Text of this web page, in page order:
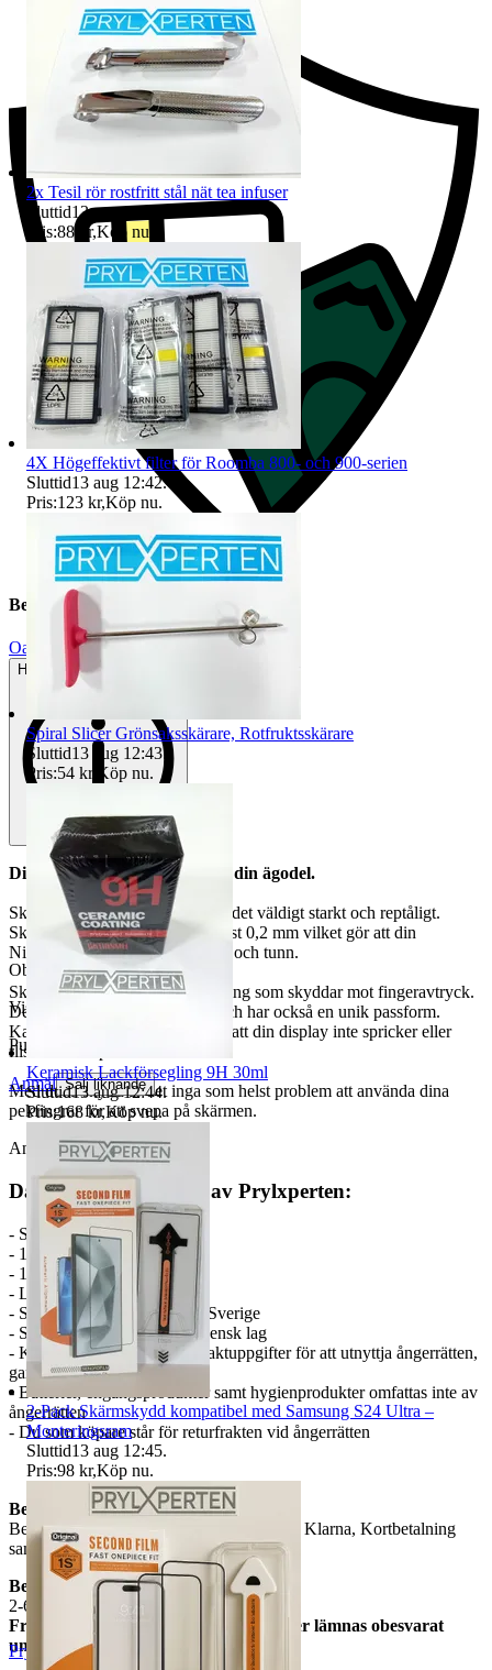
Beskrivning
Oanvänt
Helt ny och aldrig använd
Displayskydd i härdat glas till din ägodel.
Skyddet har klass 9H vilket gör det väldigt starkt och reptåligt.
Skyddet har en tjocklek på endast 0,2 mm vilket gör att din
Nintendo Switch håller sig smal och tunn.
Skyddet har en speciell beläggning som skyddar mot fingeravtryck.
Detta displayskydd till din Switch har också en unik passform.
Kanten på sidan av skyddet gör att din display inte spricker eller
flisas sönder på kanten.
Med detta skydd är det inga som helst problem att använda dina
pekfingrar för att svepa på skärmen.
Antal: 2st
Därför ska du handla av Prylxperten:
- Sen 2007 på marknaden.
- 12 månader garanti
- 14 dagar ångerrätt
- Låga priser
- Snabb leverans från lager i Sverige
- Svenskt bolag som följer svensk lag
- Kontakta oss via mina kontaktuppgifter för att utnyttja ångerrätten,
garanti
- Batterier, engångsprodukter samt hygienprodukter omfattas inte av
ångerrätten
- Du som köpare står för returfrakten vid ångerrätten
Betalning
Betalning sker via Tradera som möjlig gör Klarna, Kortbetalning
samt Swish.....
Beräknad leveranstid
2-6 arbetsdagar
Frågor om vi har skickat varan kommer lämnas obesvarat
under leveranstid.
Objektnr 723 811 062
Visningar
Publicerad
Anmäl Sälj liknande
Prylxperten
2x Tesil rör rostfritt stål nät tea infuser
Sluttid13 aug 12:41
Pris:88 kr,Köp nu
4X Högeffektivt filter för Roomba 800- och 900-serien
Sluttid13 aug 12:42.
Pris:123 kr,Köp nu.
Spiral Slicer Grönsaksskärare, Rotfruktsskärare
Sluttid13 aug 12:43.
Pris:54 kr Köp nu.
Keramisk Lackförsegling 9H 30ml
Sluttid13 aug 12:44.
Pris:168 kr,Köp nu.
2-Pack Skärmskydd kompatibel med Samsung S24 Ultra –
Monteringsram
Sluttid13 aug 12:45.
Pris:98 kr,Köp nu.